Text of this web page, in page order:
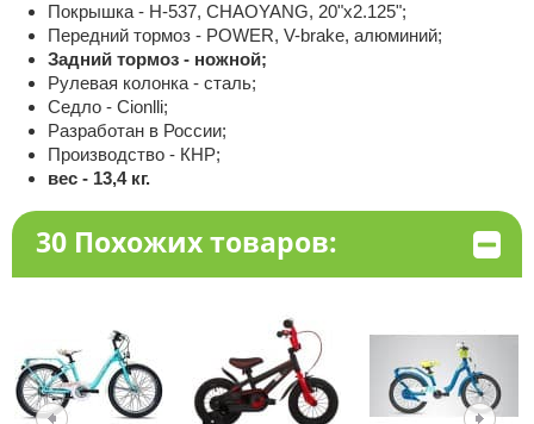
Покрышка - H-537, CHAOYANG, 20"x2.125";
Передний тормоз - POWER, V-brake, алюминий;
Задний тормоз - ножной;
Рулевая колонка - сталь;
Седло - Cionlli;
Разработан в России;
Производство - КНР;
вес - 13,4 кг.
30 Похожих товаров: